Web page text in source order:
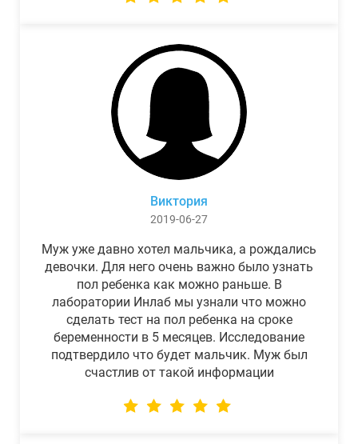
Виктория
2019-06-27
Муж уже давно хотел мальчика, а рождались
девочки. Для него очень важно было узнать
пол ребенка как можно раньше. В
лаборатории Инлаб мы узнали что можно
сделать тест на пол ребенка на сроке
беременности в 5 месяцев. Исследование
подтвердило что будет мальчик. Муж был
счастлив от такой информации